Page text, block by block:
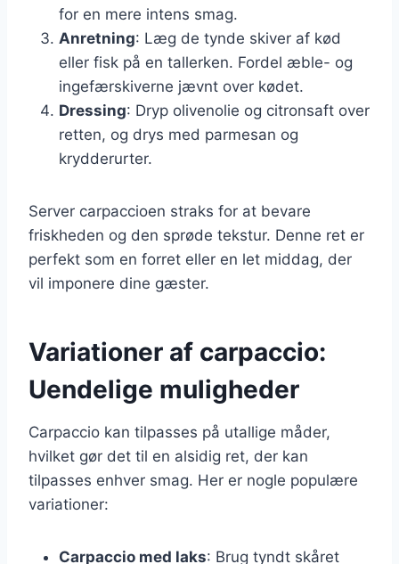
for en mere intens smag.
Anretning: Læg de tynde skiver af kød
eller fisk på en tallerken. Fordel æble- og
ingefærskiverne jævnt over kødet.
Dressing: Dryp olivenolie og citronsaft over
retten, og drys med parmesan og
krydderurter.
Server carpaccioen straks for at bevare
friskheden og den sprøde tekstur. Denne ret er
perfekt som en forret eller en let middag, der
vil imponere dine gæster.
Variationer af carpaccio:
Uendelige muligheder
Carpaccio kan tilpasses på utallige måder,
hvilket gør det til en alsidig ret, der kan
tilpasses enhver smag. Her er nogle populære
variationer:
Carpaccio med laks: Brug tyndt skåret